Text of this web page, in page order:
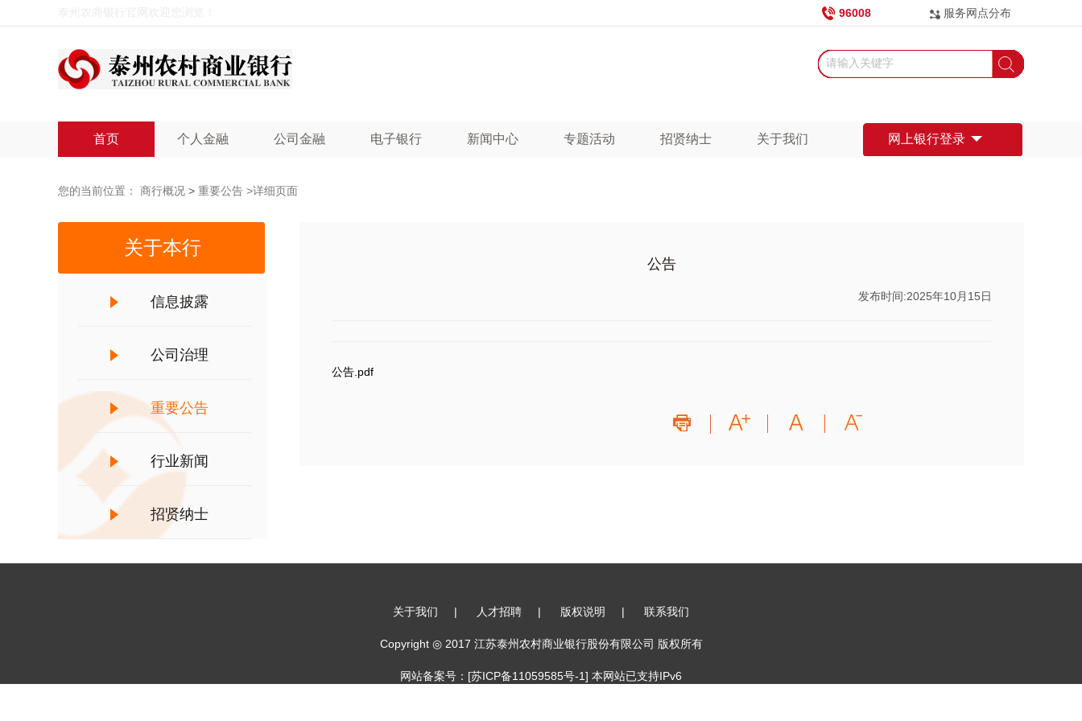
96008 服务网点分布
首页 个人金融 公司金融 电子银行 新闻中心 专题活动 招贤纳士 关于我们 网上银行登录
关于本行
信息披露
公司治理
重要公告
行业新闻
招贤纳士
您的当前位置： 商行概况 > 重要公告 >详细页面
公告
发布时间:2025年10月15日
公告.pdf
关于我们 | 人才招聘 | 版权说明 | 联系我们
Copyright ◎ 2017 江苏泰州农村商业银行股份有限公司 版权所有
网站备案号：[苏ICP备11059585号-1] 本网站已支持IPv6